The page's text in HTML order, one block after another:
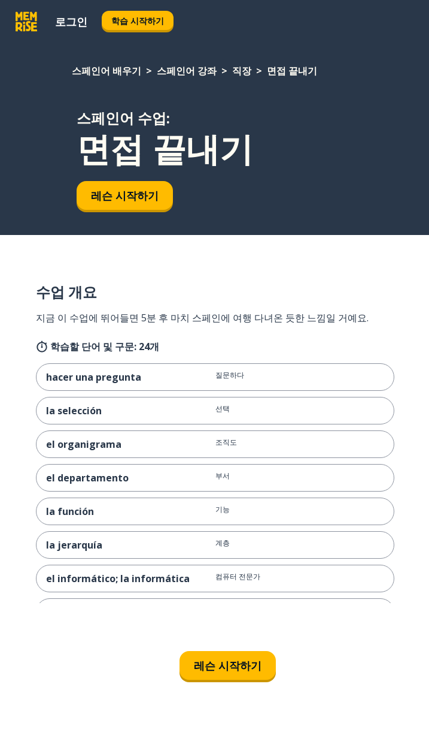
로그인 학습 시작하기
스페인어 배우기 스페인어 강좌 직장 면접 끝내기
스페인어 수업:
면접 끝내기
레슨 시작하기
수업 개요
지금 이 수업에 뛰어들면 5분 후 마치 스페인에 여행 다녀온 듯한 느낌일 거예요.
학습할 단어 및 구문: 24개
hacer una pregunta 질문하다
la selección 선택
el organigrama 조직도
el departamento 부서
la función 기능
la jerarquía 계층
el informático; la informática 컴퓨터 전문가
레슨 시작하기